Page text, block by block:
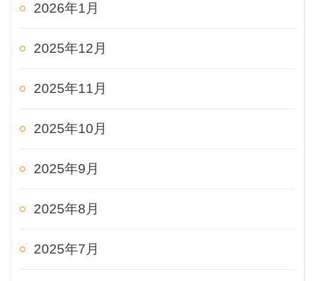
2026年1月
2025年12月
2025年11月
2025年10月
2025年9月
2025年8月
2025年7月